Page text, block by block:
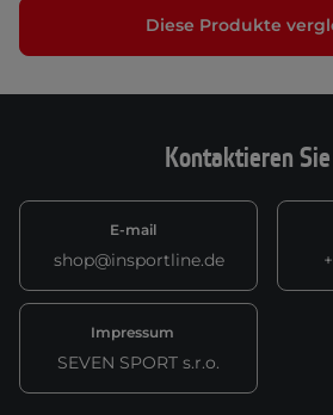
Diese Produkte
Kontaktieren
E-mail
shop@insportline.de
Impressum
SEVEN SPORT s.r.o.